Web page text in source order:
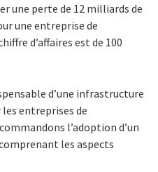
une perte de 12 milliards de
une entreprise de
d’affaires est de 100
d’une infrastructure
entreprises de
l’adoption d’un
les aspects